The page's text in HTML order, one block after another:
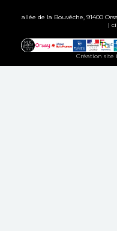
allée de la Bouvêche, 91400
|
Création site